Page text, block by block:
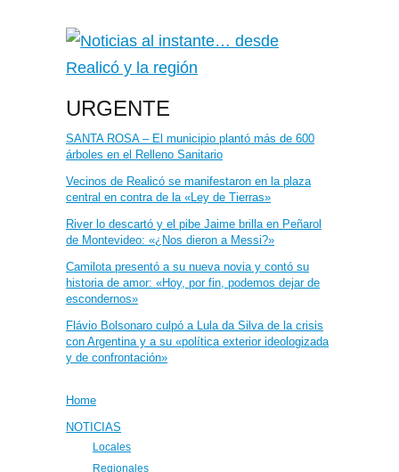
URGENTE
SANTA ROSA – El municipio plantó más de 600
árboles en el Relleno Sanitario
Vecinos de Realicó se manifestaron en la plaza
central en contra de la «Ley de Tierras»
River lo descartó y el pibe Jaime brilla en Peñarol
de Montevideo: «¿Nos dieron a Messi?»
Camilota presentó a su nueva novia y contó su
historia de amor: «Hoy, por fin, podemos dejar de
escondernos»
Flávio Bolsonaro culpó a Lula da Silva de la crisis
con Argentina y a su «política exterior ideologizada
y de confrontación»
Home
NOTICIAS
Locales
Regionales